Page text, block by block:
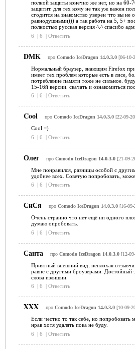
полной защиты конечно же нет, но на 60-
защитит. для тех кому не так уж важен
сгодится на знакомство уверен что вы не
равнодушными))) а так работа на 5, 5+
полностью русская версия ^.^ спасибо
6
| 6 | Ответить
DMK про Comodo IceDragon 14.0.3.0[06-10-
Нормальный браузер, знающим Firefox
имеет тех проблем которые есть в лисе,
потребление памяти тоже не сильное.
15-16й версии. скачать и ознакомиться
6
| 6 | Ответить
Cool про Comodo IceDragon 14.0.3.0[22-09-
Cool =)
6
| 6 | Ответить
Олег про Comodo IceDragon 14.0.3.0[21-09-
Мне понравился, разницы особой с
удобнее всех. Советую попробовать,
6
| 6 | Ответить
СиСя про Comodo IceDragon 14.0.3.0[16-09-
Очень странно что нет ещё ни одного
думаю опробовать.
6
| 6 | Ответить
Санта про Comodo IceDragon 14.0.3.0[12-
Приятный внешний вид, неплохая
равне с другими броузерами. Достойный
слова излишни.
6
| 6 | Ответить
XXX про Comodo IceDragon 14.0.3.0[10-09-
Если честно то так себе, но
нрав хотя удалять пока не буду.
6
| 6 | Ответить